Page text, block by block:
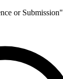
or Submission"